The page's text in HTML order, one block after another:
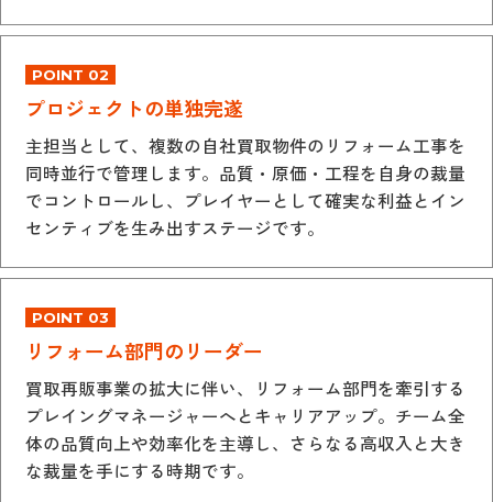
POINT 02
プロジェクトの単独完遂
主担当として、複数の自社買取物件のリフォーム工事を
同時並行で管理します。品質・原価・工程を自身の裁量
でコントロールし、プレイヤーとして確実な利益とイン
センティブを生み出すステージです。
POINT 03
リフォーム部門のリーダー
買取再販事業の拡大に伴い、リフォーム部門を牽引する
プレイングマネージャーへとキャリアアップ。チーム全
体の品質向上や効率化を主導し、さらなる高収入と大き
な裁量を手にする時期です。